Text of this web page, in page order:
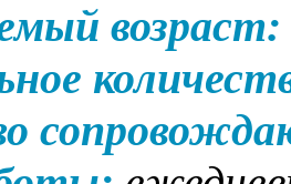
возраст: